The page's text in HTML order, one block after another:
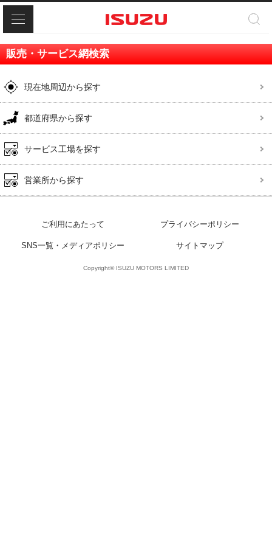
販売・サービス網検索
現在地周辺から探す
都道府県から探す
サービス工場を探す
営業所から探す
ご利用にあたって プライバシーポリシー
SNS一覧・メディアポリシー サイトマップ
Copyright© ISUZU MOTORS LIMITED